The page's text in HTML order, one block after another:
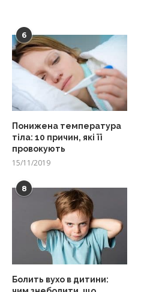
6
Понижена температура
тіла: 10 причин, які її
провокують
15/11/2019
8
Болить вухо в дитини: